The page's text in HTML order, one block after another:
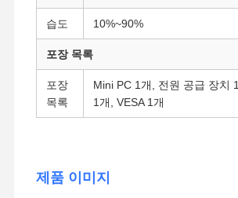
습도 10%~90%
포장 목록
포장
목록
Mini PC 1개, 전원 공급 장치
1개, VESA 1개
제품 이미지